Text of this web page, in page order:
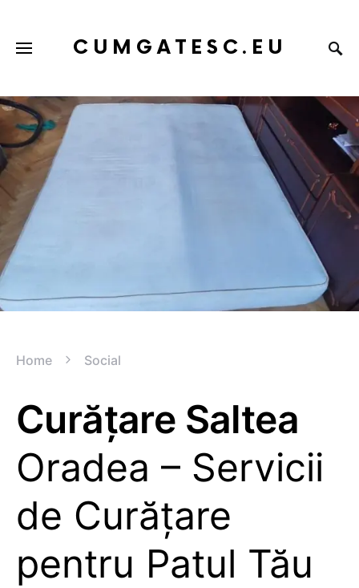
CUMGATESC.EU
Home Social
Curățare Saltea
Oradea – Servicii
de Curățare
pentru Patul Tău